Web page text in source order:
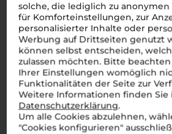
solche, die lediglich zu
für Komforteinstellungen, zur
personalisierter Inhalte oder
Werbung auf Drittseiten genutzt
können selbst entscheiden,
zulassen möchten. Bitte beachten
Ihrer Einstellungen womöglich
Funktionalitäten der Seite zur
Weitere Informationen finden Sie
Datenschutzerklärung.
Um alle Cookies abzulehnen,
"Cookies konfigurieren"
Region wider. Dieservino rosso
ausgewogene Struktur, die ihn zu
Begleiter macht – sei es zu einer
Pomodoro, einem zartenArrostooder
Pecorino. Jeder Schluck bringt das
direkt auf den Tisch. Einbicchiere di
ist mitten im Herzen Italiens.Cin cin!
Mehr Weine der Rebsorte Sangiovese